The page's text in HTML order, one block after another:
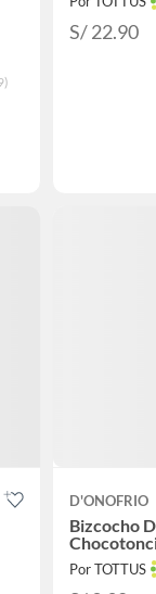
S/ 22.90
D'ONOFRIO
Bizcocho
Por TOTTUS